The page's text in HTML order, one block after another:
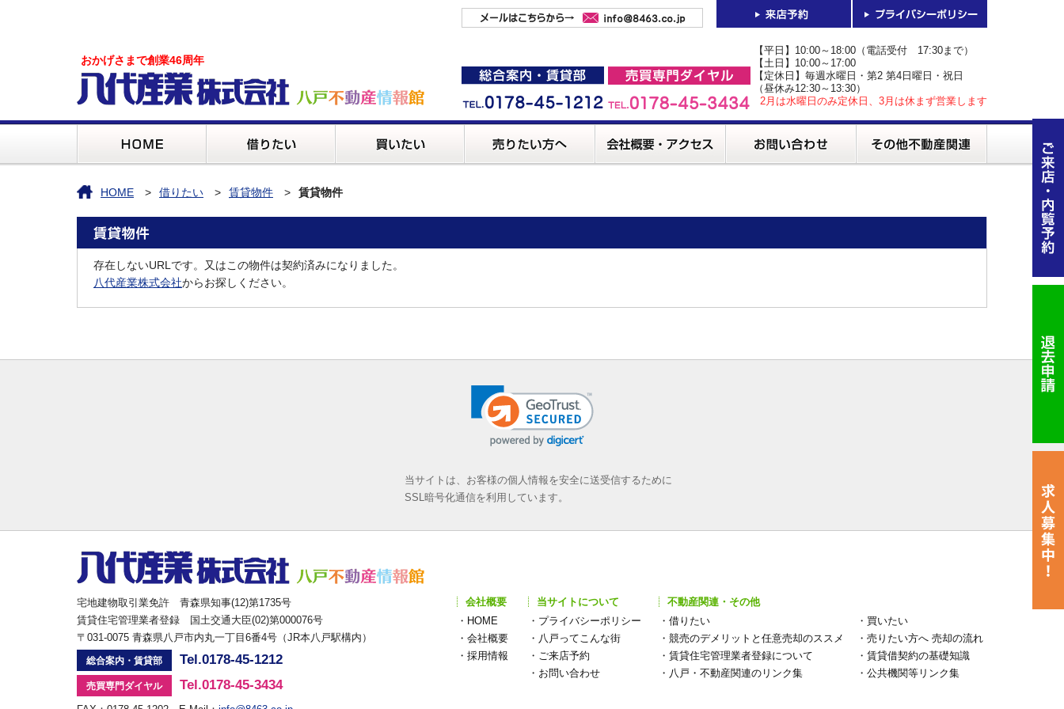
おかげさまで創業46周年
【平日】10:00～18:00（電話受付 17:30まで）
【土日】10:00～17:00
【定休日】毎週水曜日・第2 第4日曜日・祝日
（昼休み12:30～13:30）
2月は水曜日のみ定休日、3月は休まず営業します
HOME 借りたい 賃貸物件 賃貸物件
存在しないURLです。又はこの物件は契約済みになりました。
八代産業株式会社からお探しください。
当サイトは、お客様の個人情報を安全に送受信するために
SSL暗号化通信を利用しています。
宅地建物取引業免許 青森県知事(12)第1735号
賃貸住宅管理業者登録 国土交通大臣(02)第000076号
〒031-0075 青森県八戸市内丸一丁目6番4号（JR本八戸駅構内）
総合案内・賃貸部 Tel.0178-45-1212
売買専門ダイヤル Tel.0178-45-3434
会社概要
・ HOME
・ 会社概要
・ 採用情報
当サイトについて
・ プライバシーポリシー
・ 八戸ってこんな街
・ ご来店予約
・ お問い合わせ
不動産関連・その他
・ 借りたい ・ 買いたい
・ 競売のデメリットと任意売却のススメ ・ 売りたい方へ 売却の流れ
・ 賃貸住宅管理業者登録について ・ 賃貸借契約の基礎知識
・ 八戸・不動産関連のリンク集 ・ 公共機関等リンク集